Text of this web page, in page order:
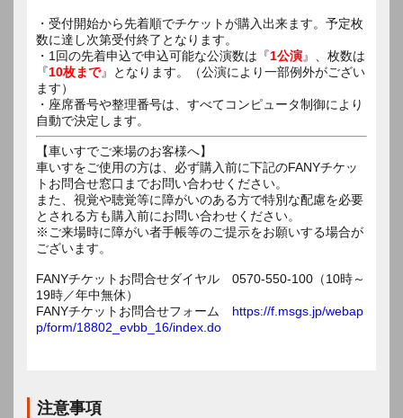
・受付開始から先着順でチケットが購入出来ます。予定枚
数に達し次第受付終了となります。
・1回の先着申込で申込可能な公演数は『1公演』、枚数は
『10枚まで』となります。（公演により一部例外がござい
ます）
・座席番号や整理番号は、すべてコンピュータ制御により
自動で決定します。
【車いすでご来場のお客様へ】
車いすをご使用の方は、必ず購入前に下記のFANYチケッ
トお問合せ窓口までお問い合わせください。
また、視覚や聴覚等に障がいのある方で特別な配慮を必要
とされる方も購入前にお問い合わせください。
※ご来場時に障がい者手帳等のご提示をお願いする場合が
ございます。
FANYチケットお問合せダイヤル 0570-550-100（10時～
19時／年中無休）
FANYチケットお問合せフォーム https://f.msgs.jp/webap
p/form/18802_evbb_16/index.do
注意事項